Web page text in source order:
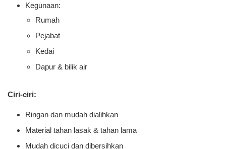
Kegunaan:
Rumah
Pejabat
Kedai
Dapur & bilik air
Ciri-ciri:
Ringan dan mudah dialihkan
Material tahan lasak & tahan lama
Mudah dicuci dan dibersihkan